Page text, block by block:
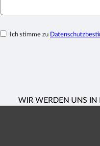
Ich stimme zu
WIR WERDEN UNS IN